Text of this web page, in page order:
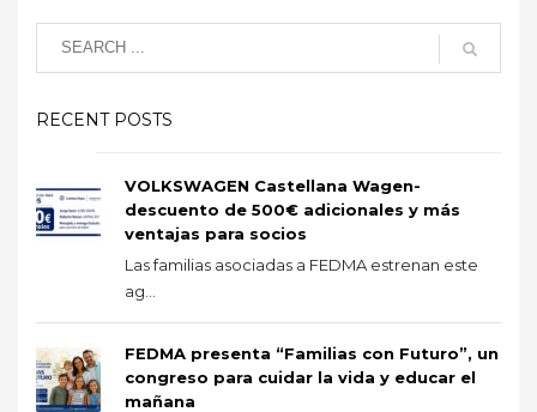
RECENT POSTS
VOLKSWAGEN Castellana Wagen-
descuento de 500€ adicionales y más
ventajas para socios
Las familias asociadas a FEDMA estrenan este
ag...
FEDMA presenta “Familias con Futuro”, un
congreso para cuidar la vida y educar el
mañana